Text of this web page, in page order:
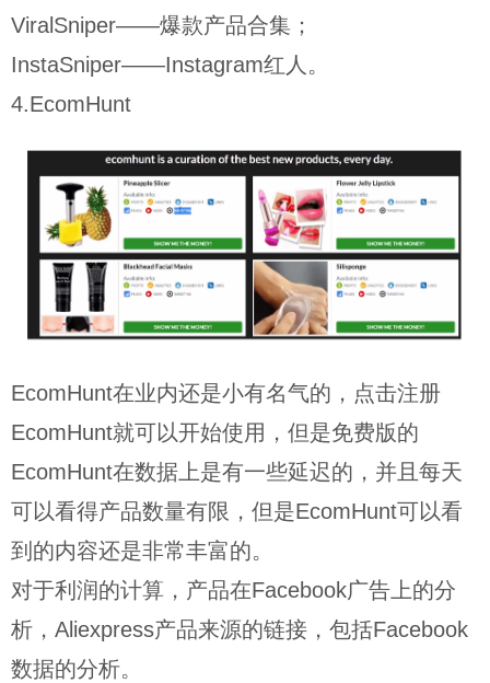
ViralSniper——爆款产品合集；
InstaSniper——Instagram红人。
4.EcomHunt
EcomHunt在业内还是小有名气的，点击注册
EcomHunt就可以开始使用，但是免费版的
EcomHunt在数据上是有一些延迟的，并且每天
可以看得产品数量有限，但是EcomHunt可以看
到的内容还是非常丰富的。
对于利润的计算，产品在Facebook广告上的分
析，Aliexpress产品来源的链接，包括Facebook
数据的分析。